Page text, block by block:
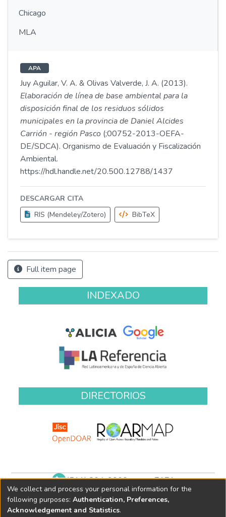
Chicago
MLA
APA
Juy Aguilar, V. A. & Olivas Valverde, J. A. (2013).
Elaboración de línea de base ambiental para la
disposición final de los residuos sólidos
municipales en la provincia de Daniel Alcides
Carrión - región Pasco (;00752-2013-OEFA-
DE/SDCA). Organismo de Evaluación y Fiscalización
Ambiental.
https://hdl.handle.net/20.500.12788/1437
DESCARGAR CITA
RIS (Mendeley/Zotero)
BibTeX
Full item page
INDEXADO
DIRECTORIOS
(511) 204-9900 anexo 7171
biblioteca@oefa.gob.pe
We collect and process your personal information for the
following purposes: Authentication, Preferences,
Acknowledgement and Statistics.